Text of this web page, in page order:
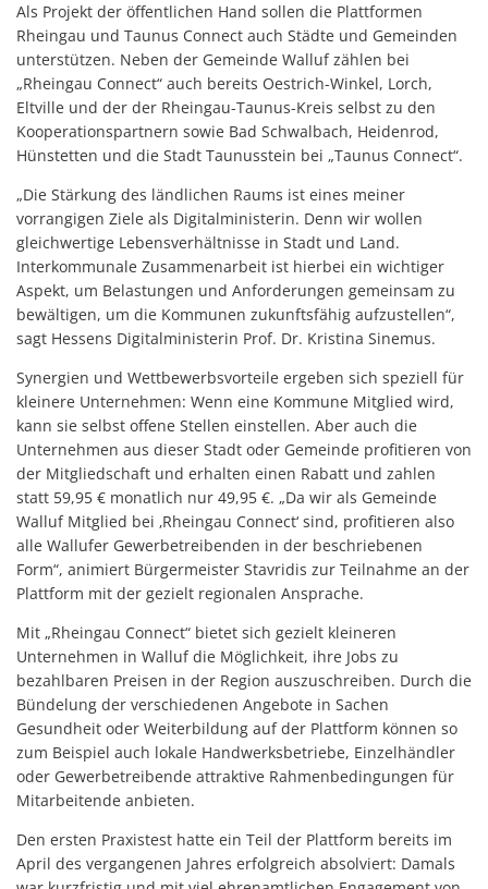
Als Projekt der öffentlichen Hand sollen die Plattformen
Rheingau und Taunus Connect auch Städte und Gemeinden
unterstützen. Neben der Gemeinde Walluf zählen bei
„Rheingau Connect“ auch bereits Oestrich-Winkel, Lorch,
Eltville und der der Rheingau-Taunus-Kreis selbst zu den
Kooperationspartnern sowie Bad Schwalbach, Heidenrod,
Hünstetten und die Stadt Taunusstein bei „Taunus Connect“.
„Die Stärkung des ländlichen Raums ist eines meiner
vorrangigen Ziele als Digitalministerin. Denn wir wollen
gleichwertige Lebensverhältnisse in Stadt und Land.
Interkommunale Zusammenarbeit ist hierbei ein wichtiger
Aspekt, um Belastungen und Anforderungen gemeinsam zu
bewältigen, um die Kommunen zukunftsfähig aufzustellen“,
sagt Hessens Digitalministerin Prof. Dr. Kristina Sinemus.
Synergien und Wettbewerbsvorteile ergeben sich speziell für
kleinere Unternehmen: Wenn eine Kommune Mitglied wird,
kann sie selbst offene Stellen einstellen. Aber auch die
Unternehmen aus dieser Stadt oder Gemeinde profitieren von
der Mitgliedschaft und erhalten einen Rabatt und zahlen
statt 59,95 € monatlich nur 49,95 €. „Da wir als Gemeinde
Walluf Mitglied bei ‚Rheingau Connect‘ sind, profitieren also
alle Wallufer Gewerbetreibenden in der beschriebenen
Form“, animiert Bürgermeister Stavridis zur Teilnahme an der
Plattform mit der gezielt regionalen Ansprache.
Mit „Rheingau Connect“ bietet sich gezielt kleineren
Unternehmen in Walluf die Möglichkeit, ihre Jobs zu
bezahlbaren Preisen in der Region auszuschreiben. Durch die
Bündelung der verschiedenen Angebote in Sachen
Gesundheit oder Weiterbildung auf der Plattform können so
zum Beispiel auch lokale Handwerksbetriebe, Einzelhändler
oder Gewerbetreibende attraktive Rahmenbedingungen für
Mitarbeitende anbieten.
Den ersten Praxistest hatte ein Teil der Plattform bereits im
April des vergangenen Jahres erfolgreich absolviert: Damals